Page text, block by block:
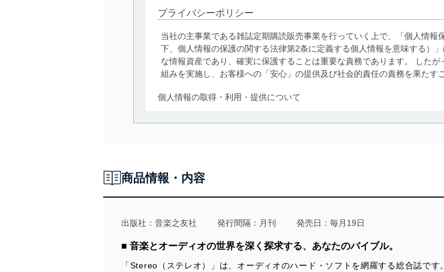
プライバシーポリシー
当社の主事業である雑誌定期購読販売事業を行っていく上で、「個人情報
下、個人情報の保護の関する法律第2条に定義する個人情報を意味する）
な情報資産であり、確実に保護することは重要な責務であります。 した
組みを実施し、お客様への「安心」の提供及び社会的責任の責務を果たす
個人情報の取得・利用・提供について
当社は、個人情報の取得・利用・提供に際して、その利用目的を明確に
法令遵守
令及びその他の規範を常に適合させます。
個人情報の安全管理措置
当社は、個人情報の正確性及び安全性を確保するために、下記セキュリ
商品情報・内容
出版社： 音楽之友社 発行間隔：月刊 発売日：毎月19日
■ 音楽とオーディオの世界を深く探求する、あなたのバイブル。
「Stereo（ステレオ）」は、オーディオのハード・ソフトを網羅する総合誌で